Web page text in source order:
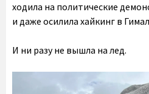
ходила на политические
и даже осилила хайкинг в
И ни разу не вышла на лед.